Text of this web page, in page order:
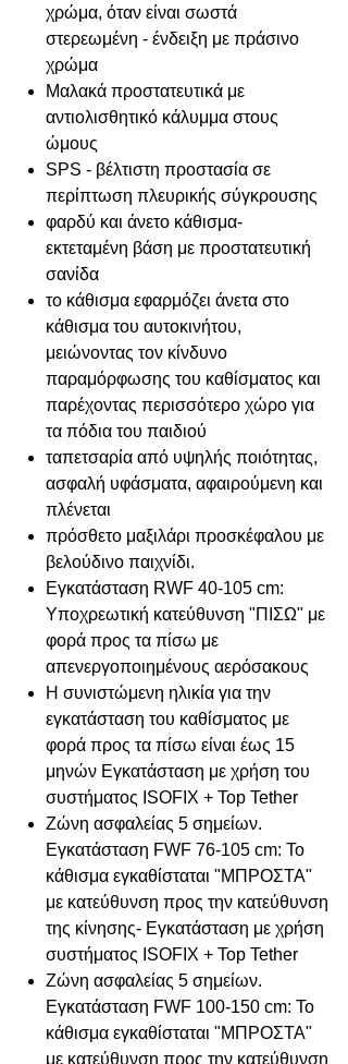
χρώμα, όταν είναι σωστά
στερεωμένη - ένδειξη με πράσινο
χρώμα
Μαλακά προστατευτικά με
αντιολισθητικό κάλυμμα στους
ώμους
SPS - βέλτιστη προστασία σε
περίπτωση πλευρικής σύγκρουσης
φαρδύ και άνετο κάθισμα-
εκτεταμένη βάση με προστατευτική
σανίδα
το κάθισμα εφαρμόζει άνετα στο
κάθισμα του αυτοκινήτου,
μειώνοντας τον κίνδυνο
παραμόρφωσης του καθίσματος και
παρέχοντας περισσότερο χώρο για
τα πόδια του παιδιού
ταπετσαρία από υψηλής ποιότητας,
ασφαλή υφάσματα, αφαιρούμενη και
πλένεται
πρόσθετο μαξιλάρι προσκέφαλου με
βελούδινο παιχνίδι.
Εγκατάσταση RWF 40-105 cm:
Υποχρεωτική κατεύθυνση "ΠΙΣΩ" με
φορά προς τα πίσω με
απενεργοποιημένους αερόσακους
Η συνιστώμενη ηλικία για την
εγκατάσταση του καθίσματος με
φορά προς τα πίσω είναι έως 15
μηνών Εγκατάσταση με χρήση του
συστήματος ISOFIX + Top Tether
Ζώνη ασφαλείας 5 σημείων.
Εγκατάσταση FWF 76-105 cm: Το
κάθισμα εγκαθίσταται "ΜΠΡΟΣΤΑ"
με κατεύθυνση προς την κατεύθυνση
της κίνησης- Εγκατάσταση με χρήση
συστήματος ISOFIX + Top Tether
Ζώνη ασφαλείας 5 σημείων.
Εγκατάσταση FWF 100-150 cm: Το
κάθισμα εγκαθίσταται "ΜΠΡΟΣΤΑ"
με κατεύθυνση προς την κατεύθυνση